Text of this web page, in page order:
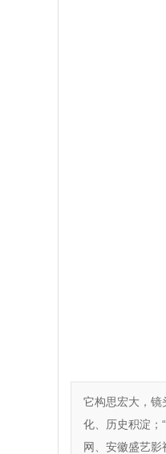
它构思宏大，镜
化、历史积淀；
网、安徽盛艺